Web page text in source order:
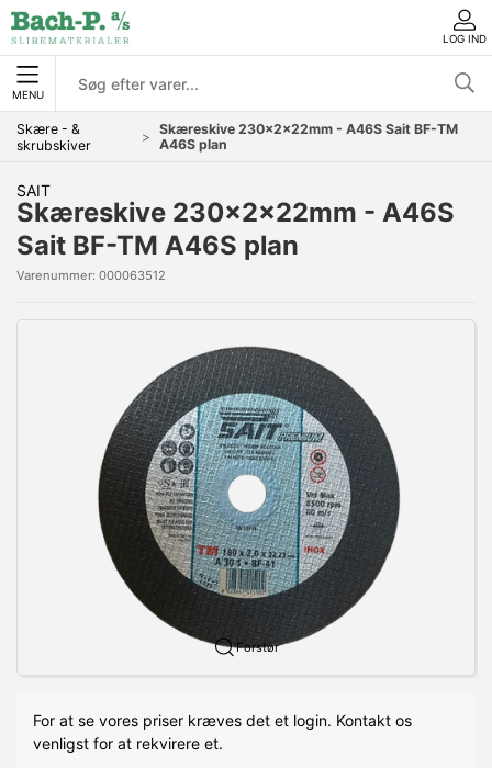
LOG IND
MENU
Skære - &
skrubskiver
Skæreskive 230x2x22mm - A46S Sait BF-TM
A46S plan
SAIT
Skæreskive 230x2x22mm - A46S
Sait BF-TM A46S plan
Varenummer: 000063512
Forstør
For at se vores priser kræves det et login. Kontakt os
venligst for at rekvirere et.